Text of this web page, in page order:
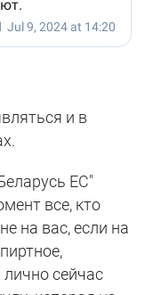
и в
ЕС"
все, кто
на вас, если на
лично сейчас